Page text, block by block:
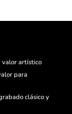
valor artístico
para
clásico y